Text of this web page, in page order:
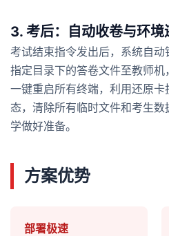
3. 考后：自动收卷与环境
考试结束指令发出后，系统自
指定目录下的答卷文件至教师机
一键重启所有终端，利用还原
态，清除所有临时文件和考生
学做好准备。
方案优势
部署极速